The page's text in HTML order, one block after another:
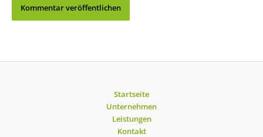
Startseite
Unternehmen
Leistungen
Kontakt